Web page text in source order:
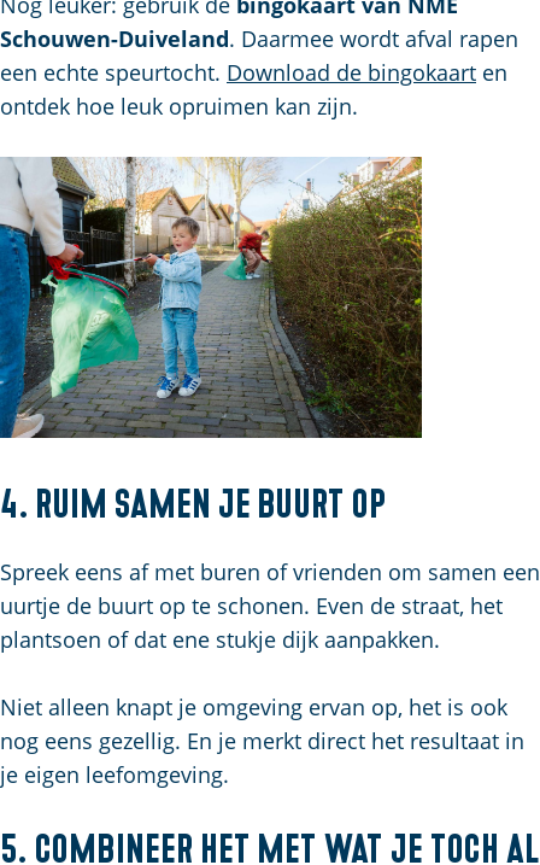
Schouwen-Duiveland. Daarmee wordt afval rapen
een echte speurtocht. Download de bingokaart en
ontdek hoe leuk opruimen kan zijn.
4. Ruim samen je buurt op
Spreek eens af met buren of vrienden om samen een
uurtje de buurt op te schonen. Even de straat, het
plantsoen of dat ene stukje dijk aanpakken.
Niet alleen knapt je omgeving ervan op, het is ook
nog eens gezellig. En je merkt direct het resultaat in
je eigen leefomgeving.
5. Combineer het met wat je toch al